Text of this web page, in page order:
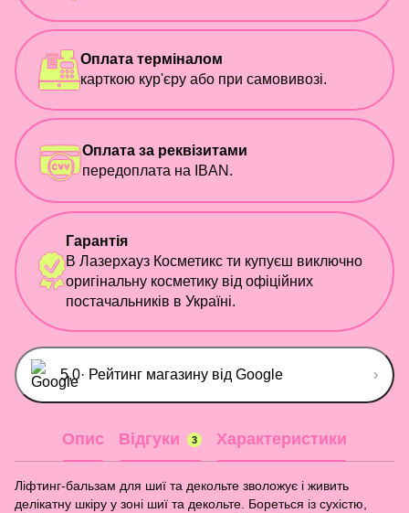
Оплата терміналом
карткою кур'єру або при самовивозі.
Оплата за реквізитами
передоплата на IBAN.
Гарантія
В Лазерхауз Косметикс ти купуєш виключно
оригінальну косметику від офіційних
постачальників в Україні.
5,0· Рейтинг магазину від Google ›
Опис Відгуки 3 Характеристики
Ліфтинг-бальзам для шиї та декольте зволожує і живить
делікатну шкіру у зоні шиї та декольте. Бореться із сухістю,